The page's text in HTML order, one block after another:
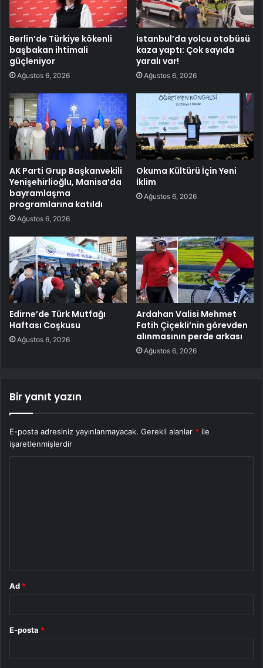
Berlin’de Türkiye kökenli
başbakan ihtimali
güçleniyor
Ağustos 6, 2026
İstanbul’da yolcu otobüsü
kaza yaptı: Çok sayıda
yaralı var!
Ağustos 6, 2026
AK Parti Grup Başkanvekili
Yenişehirlioğlu, Manisa’da
bayramlaşma
programlarına katıldı
Ağustos 6, 2026
Okuma Kültürü İçin Yeni
İklim
Ağustos 6, 2026
Edirne’de Türk Mutfağı
Haftası Coşkusu
Ağustos 6, 2026
Ardahan Valisi Mehmet
Fatih Çiçekli’nin görevden
alınmasının perde arkası
Ağustos 6, 2026
Bir yanıt yazın
E-posta adresiniz yayınlanmayacak. Gerekli alanlar * ile
işaretlenmişlerdir
Ad *
E-posta *